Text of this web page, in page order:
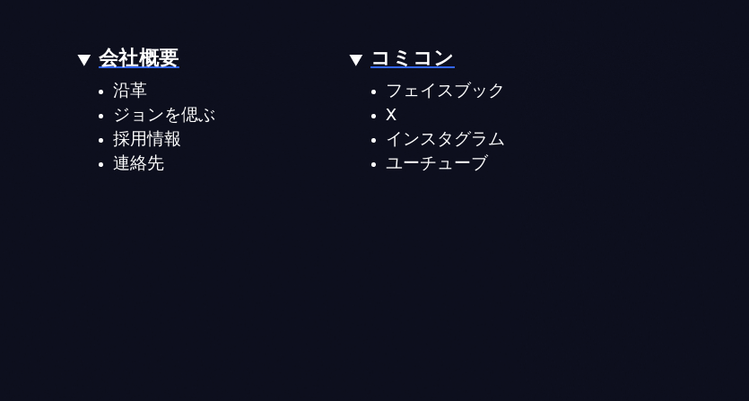
会社概要
沿革
ジョンを偲ぶ
採用情報
連絡先
コミコン
フェイスブック
X
インスタグラム
ユーチューブ